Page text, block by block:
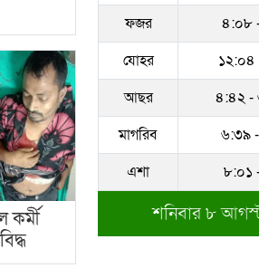
সম্পদের
নকল
অবশেষে
শফিউল্লাহ
১৮ জুলাই
গ্রাহকরা
শেরে বাংলা
ফজর
৪:০৮
যোহর
আছর
৪:৪২ -
মাগরিব
৬:৩৯ -
এশা
৮:০১
শনিবার ৮